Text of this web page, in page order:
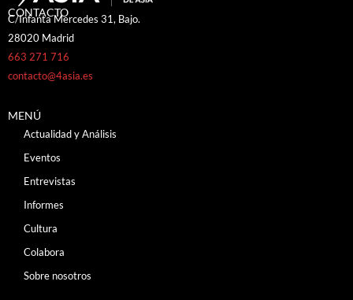
CONTACTO
C/Infanta Mercedes 31, Bajo.
28020 Madrid
663 271 716
contacto@4asia.es
MENÚ
Actualidad y Análisis
Eventos
Entrevistas
Informes
Cultura
Colabora
Sobre nosotros